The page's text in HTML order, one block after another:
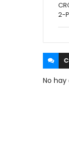
2-
No